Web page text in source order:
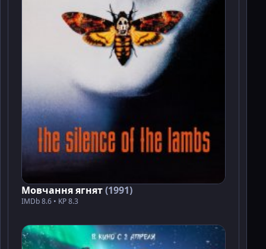
Мовчання ягнят(1991)
IMDb 8.6 • KP 8.3